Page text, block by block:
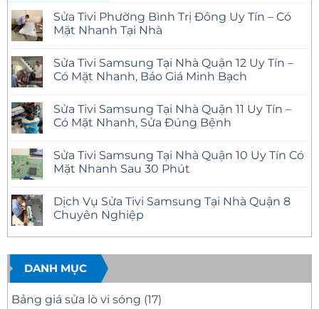
Sửa Tivi Phường Bình Trị Đông Uy Tín – Có
Mặt Nhanh Tại Nhà
bình
luận
ở
Phường
Bình
Trị
Tín
–
Có
Tại
Nhà
Sửa Tivi Samsung Tại Nhà Quận 12 Uy Tín –
Có Mặt Nhanh, Báo Giá Minh Bạch
bình
luận
ở
Samsung
Tại
Nhà
Uy
Tín
–
Mặt
Báo
Giá
Minh
Bạch
Sửa Tivi Samsung Tại Nhà Quận 11 Uy Tín –
Có Mặt Nhanh, Sửa Đúng Bệnh
bình
luận
ở
Samsung
Tại
Nhà
11
Tín
–
Có
Mặt
Nhanh,
Sửa
Sửa Tivi Samsung Tại Nhà Quận 10 Uy Tín Có
Mặt Nhanh Sau 30 Phút
bình
luận
ở
Tivi
Tại
Nhà
Quận
10
Uy
Tín
Dịch Vụ Sửa Tivi Samsung Tại Nhà Quận 8
Chuyên Nghiệp
có
luận
ở
Dịch
Vụ
Sửa
Tivi
DANH MỤC
Bảng giá sửa lò vi sóng (17)